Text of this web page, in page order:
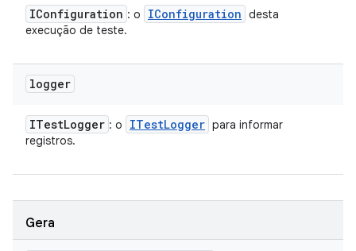
IConfiguration : o IConfiguration desta
execução de teste.
logger
ITestLogger : o ITestLogger para informar
registros.
Gera